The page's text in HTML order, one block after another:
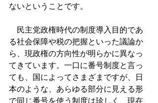
ないということです。
民主党政権時代の制度導入目的であ
る社会保障や税の把握といった議論か
ら、現政権の方向性が明らかに異なっ
てきています。一口に番号制度と言っ
ても、国によってさまざまですが、日
本のような、あらゆる部分に見える形
で同じ番号を使う制度は珍しく、現在